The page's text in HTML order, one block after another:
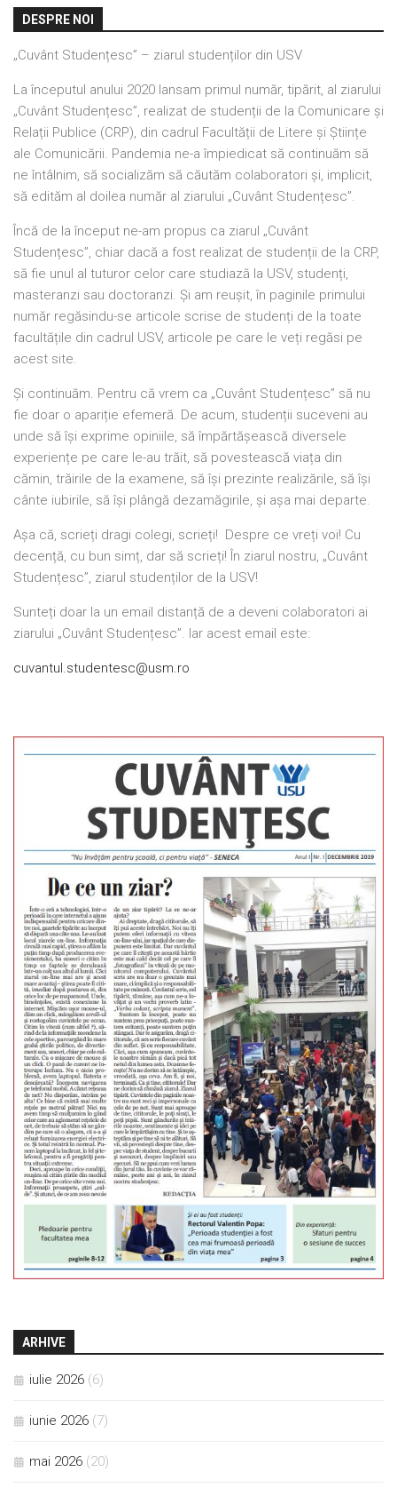
DESPRE NOI
„Cuvânt Studențesc” – ziarul studenților din USV
La începutul anului 2020 lansam primul număr, tipărit, al ziarului
„Cuvânt Studențesc”, realizat de studenții de la Comunicare și
Relații Publice (CRP), din cadrul Facultății de Litere și Științe
ale Comunicării. Pandemia ne-a împiedicat să continuăm să
ne întâlnim, să socializăm să căutăm colaboratori și, implicit,
să edităm al doilea număr al ziarului „Cuvânt Studențesc”.
Încă de la început ne-am propus ca ziarul „Cuvânt
Studențesc”, chiar dacă a fost realizat de studenții de la CRP,
să fie unul al tuturor celor care studiază la USV, studenți,
masteranzi sau doctoranzi. Și am reușit, în paginile primului
număr regăsindu-se articole scrise de studenți de la toate
facultățile din cadrul USV, articole pe care le veți regăsi pe
acest site.
Și continuăm. Pentru că vrem ca „Cuvânt Studențesc” să nu
fie doar o apariție efemeră. De acum, studenții suceveni au
unde să își exprime opiniile, să împărtășească diversele
experiențe pe care le-au trăit, să povestească viața din
cămin, trăirile de la examene, să își prezinte realizările, să își
cânte iubirile, să își plângă dezamăgirile, și așa mai departe.
Așa că, scrieți dragi colegi, scrieți! Despre ce vreți voi! Cu
decență, cu bun simț, dar să scrieți! În ziarul nostru, „Cuvânt
Studențesc”, ziarul studenților de la USV!
Sunteți doar la un email distanță de a deveni colaboratori ai
ziarului „Cuvânt Studențesc”. Iar acest email este:
cuvantul.studentesc@usm.ro
ARHIVE
iulie 2026 (6)
iunie 2026 (7)
mai 2026 (20)